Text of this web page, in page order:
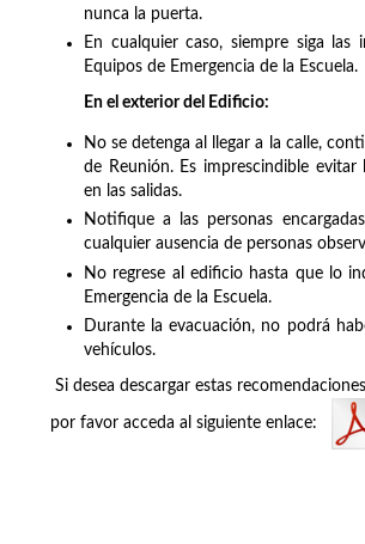
nunca la puerta.
En cualquier caso, siempre siga las
Equipos de Emergencia de la Escuela.
En el exterior del Edificio:
No se detenga al llegar a la calle,
de Reunión. Es imprescindible evitar
en las salidas.
Notifique a las personas
cualquier ausencia de personas
No regrese al edificio hasta que lo
Emergencia de la Escuela.
Durante la evacuación, no podrá
vehículos.
Si desea descargar estas
por favor acceda al siguiente enlace: